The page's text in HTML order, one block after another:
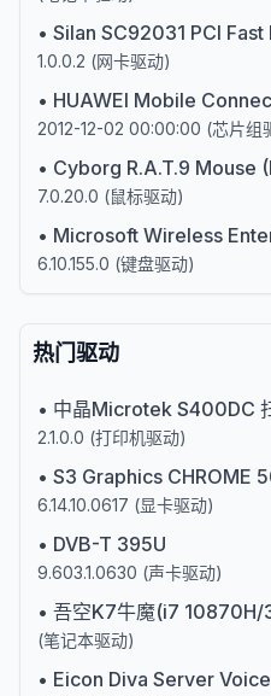
• Silan SC92031 PCI
1.0.0.2 (网卡驱动)
• HUAWEI Mobile
2012-12-02 00:00:00 (芯片组
• Cyborg R.A.T.9 Mouse
7.0.20.0 (鼠标驱动)
• Microsoft Wireless Entertainment
6.10.155.0 (键盘驱动)
热门驱动
• 中晶Microtek S400DC
2.1.0.0 (打印机驱动)
• S3 Graphics CHROME
6.14.10.0617 (显卡驱动)
• DVB-T 395U
9.603.1.0630 (声卡驱动)
• 吾空K7牛魔(i7 10870H/32GB/1TB/
(笔记本驱动)
• Eicon Diva Server